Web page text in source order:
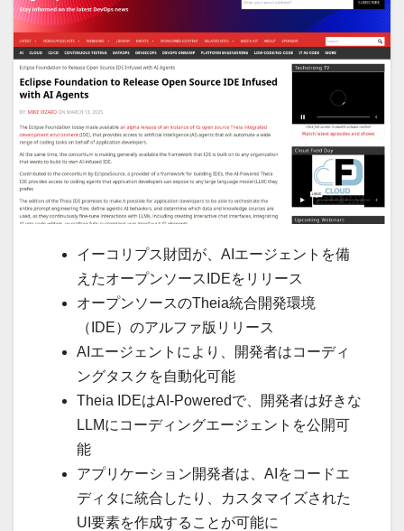
イーコリプス財団が、AIエージェントを備
えたオープンソースIDEをリリース
オープンソースのTheia統合開発環境
（IDE）のアルファ版リリース
AIエージェントにより、開発者はコーディ
ングタスクを自動化可能
Theia IDEはAI-Poweredで、開発者は好きな
LLMにコーディングエージェントを公開可
能
アプリケーション開発者は、AIをコードエ
ディタに統合したり、カスタマイズされた
UI要素を作成することが可能に